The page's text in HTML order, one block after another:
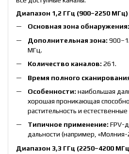
Диапазон 1,2 ГГц (900–2250 МГц)
Основная зона обнаружения:
Дополнительная зона:
МГц.
Количество каналов: 261.
Время полного
Особенности: наибольшая
хорошая проникающая
растительность и естественные
Типичное применение: FPV-
дальности (например, «Молния-
Диапазон 3,3 ГГц (2250–4200